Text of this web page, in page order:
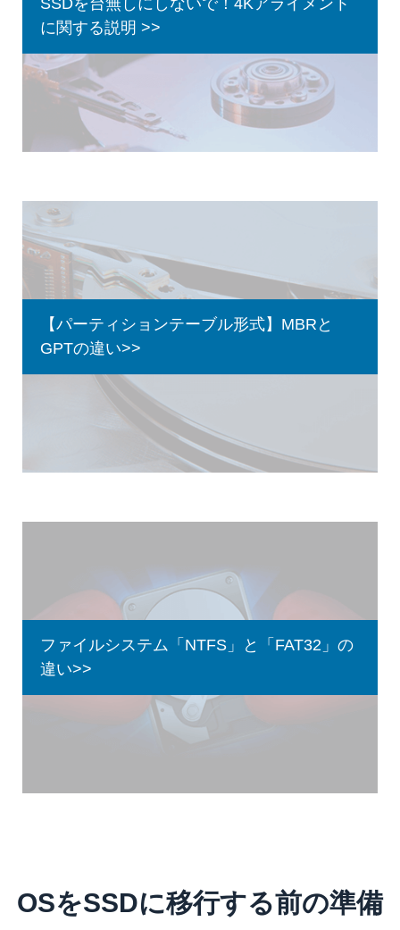
SSDを台無しにしないで！4Kアライメント
に関する説明 >>
【パーティションテーブル形式】MBRと
GPTの違い>>
ファイルシステム「NTFS」と「FAT32」の
違い>>
OSをSSDに移行する前の準備